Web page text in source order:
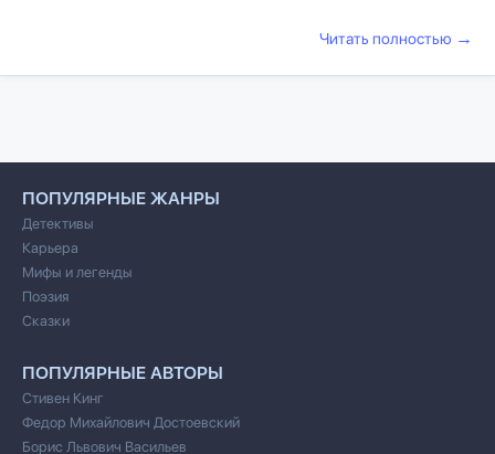
Читать полностью →
ПОПУЛЯРНЫЕ ЖАНРЫ
Детективы
Карьера
Мифы и легенды
Поэзия
Сказки
ПОПУЛЯРНЫЕ АВТОРЫ
Стивен Кинг
Федор Михайлович Достоевский
Борис Львович Васильев